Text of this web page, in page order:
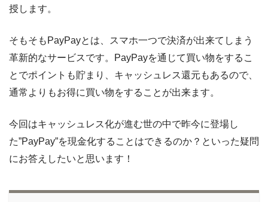
授します。
そもそもPayPayとは、スマホ一つで決済が出来てしまう
革新的なサービスです。PayPayを通じて買い物をするこ
とでポイントも貯まり、キャッシュレス還元もあるので、
通常よりもお得に買い物をすることが出来ます。
今回はキャッシュレス化が進む世の中で昨今に登場し
た”PayPay”を現金化することはできるのか？といった疑問
にお答えしたいと思います！